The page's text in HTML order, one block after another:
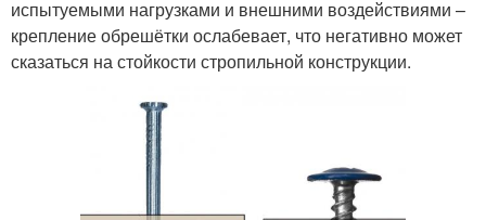
испытуемыми нагрузками и внешними воздействиями –
крепление обрешётки ослабевает, что негативно может
сказаться на стойкости стропильной конструкции.